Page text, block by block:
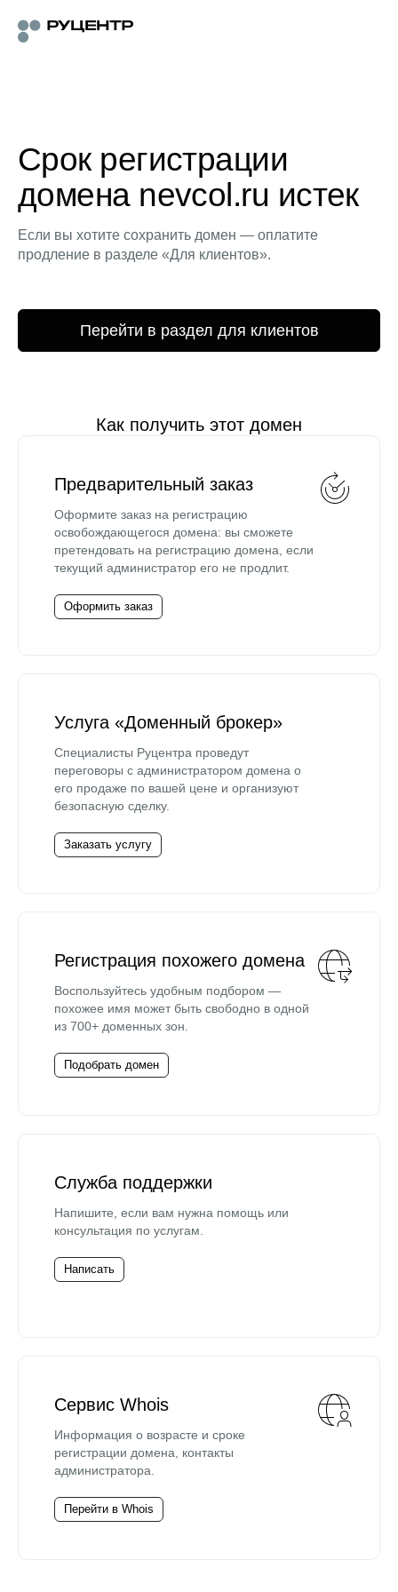
Срок регистрации
домена nevcol.ru истек
Если вы хотите сохранить домен — оплатите
продление в разделе «Для клиентов».
Перейти в раздел для клиентов
Как получить этот домен
Предварительный заказ
Оформите заказ на регистрацию
освобождающегося домена: вы сможете
претендовать на регистрацию домена, если
текущий администратор его не продлит.
Оформить заказ
Услуга «Доменный брокер»
Специалисты Руцентра проведут
переговоры с администратором домена о
его продаже по вашей цене и организуют
безопасную сделку.
Заказать услугу
Регистрация похожего домена
Воспользуйтесь удобным подбором —
похожее имя может быть свободно в одной
из 700+ доменных зон.
Подобрать домен
Служба поддержки
Напишите, если вам нужна помощь или
консультация по услугам.
Написать
Сервис Whois
Информация о возрасте и сроке
регистрации домена, контакты
администратора.
Перейти в Whois